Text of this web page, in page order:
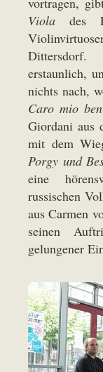
Viola des
erstaunlich,
nichts nach,
Caro mio ben
Giordani aus
mit dem
Porgy und
eine
russischen
aus Carmen
seinen
gelungener